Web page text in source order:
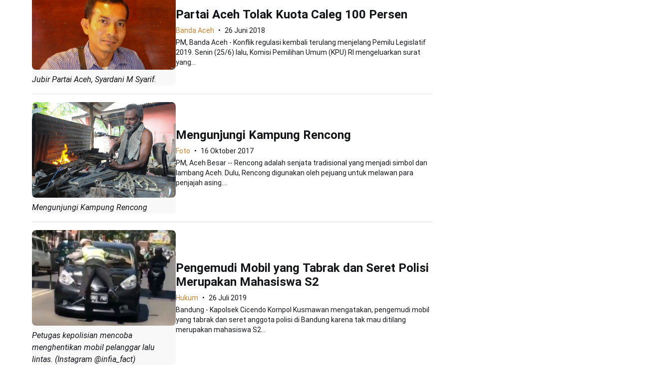
Jubir Partai Aceh, Syardani M Syarif.
Partai Aceh Tolak Kuota Caleg 100 Persen
Banda Aceh
26 Juni 2018
PM, Banda Aceh - Konflik regulasi kembali terulang menjelang Pemilu Legislatif
2019. Senin (25/6) lalu, Komisi Pemilihan Umum (KPU) RI mengeluarkan surat
yang...
Mengunjungi Kampung Rencong
Mengunjungi Kampung Rencong
Foto
16 Oktober 2017
PM, Aceh Besar -- Rencong adalah senjata tradisional yang menjadi simbol dan
lambang Aceh. Dulu, Rencong digunakan oleh pejuang untuk melawan para
penjajah asing....
Petugas kepolisian mencoba
menghentikan mobil pelanggar lalu
lintas. (Instagram @infia_fact)
Pengemudi Mobil yang Tabrak dan Seret Polisi
Merupakan Mahasiswa S2
Hukum
26 Juli 2019
Bandung - Kapolsek Cicendo Kompol Kusmawan mengatakan, pengemudi mobil
yang tabrak dan seret anggota polisi di Bandung karena tak mau ditilang
merupakan mahasiswa S2...